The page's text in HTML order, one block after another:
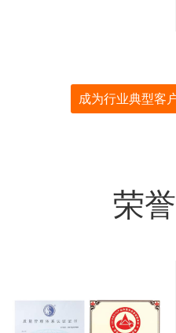
成为行业典型客
荣